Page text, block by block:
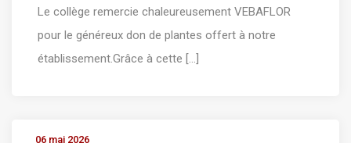
Le collège remercie chaleureusement VEBAFLOR
pour le généreux don de plantes offert à notre
établissement.Grâce à cette [...]
06 mai 2026